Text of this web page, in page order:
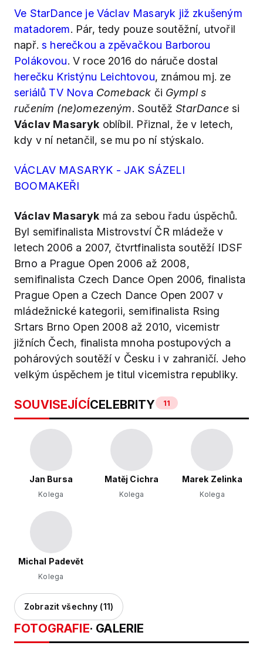
Ve StarDance je Václav Masaryk již zkušeným
matadorem. Pár, tedy pouze soutěžní, utvořil
např.s herečkou a zpěvačkou Barborou
Polákovou. V roce 2016 do náruče dostal
herečku Kristýnu Leichtovou, známou mj. ze
seriálů TV Nova Comeback či Gympl s
ručením (ne)omezeným. SoutěžStarDancesi
Václav Masaryk oblíbil. Přiznal, že v letech,
kdy v ní netančil, se mu po ní stýskalo.
VÁCLAV MASARYK - JAK SÁZELI
BOOMAKEŘI
Václav Masaryk má za sebou řadu úspěchů.
Byl semifinalista Mistrovství ČR mládeže v
letech 2006 a 2007, čtvrtfinalista soutěží IDSF
Brno a Prague Open 2006 až 2008,
semifinalista Czech Dance Open 2006, finalista
Prague Open a Czech Dance Open 2007 v
mládežnické kategorii, semifinalista Rsing
Srtars Brno Open 2008 až 2010, vicemistr
jižních Čech, finalista mnoha postupových a
pohárových soutěží v Česku i v zahraničí. Jeho
velkým úspěchem je titul vicemistra republiky.
SOUVISEJÍCÍCELEBRITY 11
Jan Bursa
Kolega
Matěj Cichra
Kolega
Marek Zelinka
Kolega
Michal Padevět
Kolega
Zobrazit všechny (11)
FOTOGRAFIE· GALERIE